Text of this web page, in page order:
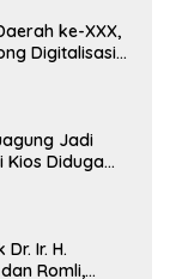
ke-XXX,
Digitalisasi
Jadi
Kios Diduga
Ir. H.
Romli,